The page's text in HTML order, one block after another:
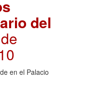
del
en el Palacio